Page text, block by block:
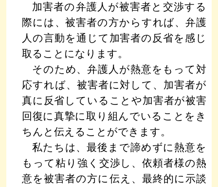
加害者の弁護人が被害者と交渉する
際には、被害者の方からすれば、弁護
人の言動を通じて加害者の反省を感じ
取ることになります。
そのため、弁護人が熱意をもって対
応すれば、被害者に対して、加害者が
真に反省していることや加害者が被害
回復に真摯に取り組んでいることをき
ちんと伝えることができます。
私たちは、最後まで諦めずに熱意を
もって粘り強く交渉し、依頼者様の熱
意を被害者の方に伝え、最終的に示談